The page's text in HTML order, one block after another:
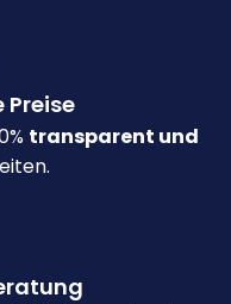
transparent und